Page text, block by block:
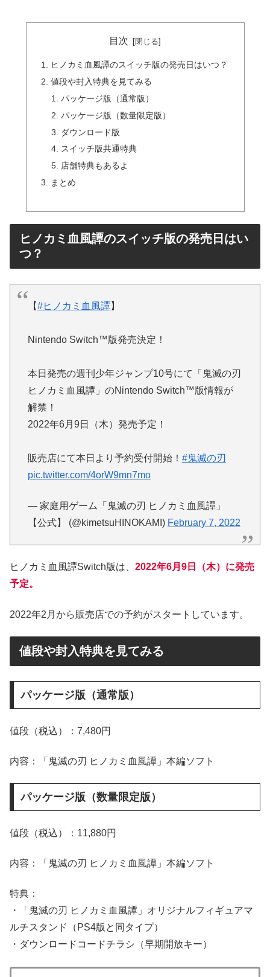
目次
ヒノカミ血風譚のスイッチ版の発売日はいつ？
値段や封入特典を見てみる
パッケージ版（通常版）
パッケージ版（数量限定版）
ダウンロード版
スイッチ版共通特典
店舗特典もあるよ
まとめ
ヒノカミ血風譚のスイッチ版の発売日はい
つ？
【#ヒノカミ血風譚】
Nintendo Switch™版発売決定！
本日発売の週刊少年ジャンプ10号にて「鬼滅の刃
ヒノカミ血風譚」のNintendo Switch™版情報が
解禁！
2022年6月9日（木）発売予定！
販売店にて本日より予約受付開始！ #鬼滅の刃
pic.twitter.com/4orW9mn7mo
— 家庭用ゲーム「鬼滅の刃 ヒノカミ血風譚」
【公式】 (@kimetsuHINOKAMI) February 7, 2022
ヒノカミ血風譚Switch版は、 2022年6月9日（木）に発売
予定。
2022年2月から販売店での予約がスタートしています。
値段や封入特典を見てみる
パッケージ版（通常版）
値段（税込）：7,480円
内容：「鬼滅の刃 ヒノカミ血風譚」本編ソフト
パッケージ版（数量限定版）
値段（税込）：11,880円
内容：「鬼滅の刃 ヒノカミ血風譚」本編ソフト
特典：
・「鬼滅の刃 ヒノカミ血風譚」オリジナルフィギュアマ
ルチスタンド（PS4版と同タイプ）
・ダウンロードコードチラシ（早期開放キー）